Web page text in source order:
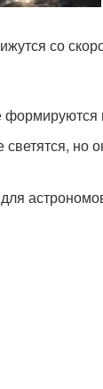
со
но